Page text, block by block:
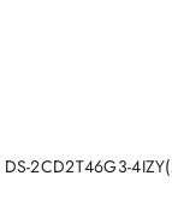
2CD2T46G3-